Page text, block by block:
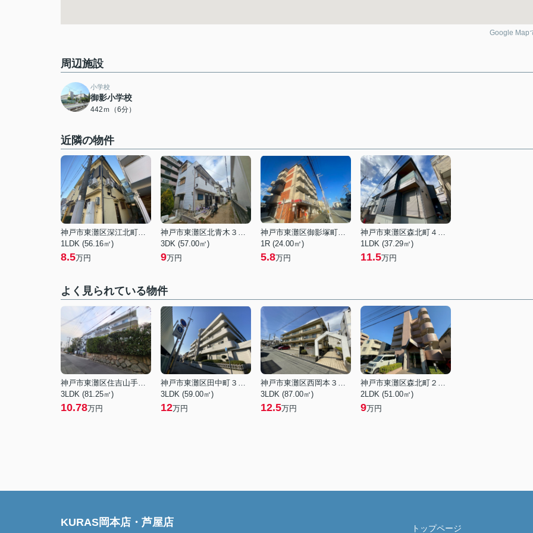
Google Map
周辺施設
小学校
御影小学校
442ｍ（6分）
近隣の物件
神戸市東灘区深江北町３丁目
1LDK (56.16㎡)
8.5万円
神戸市東灘区北青木３丁目
3DK (57.00㎡)
9万円
神戸市東灘区御影塚町２丁目
1R (24.00㎡)
5.8万円
神戸市東灘区森北町４丁目
1LDK (37.29㎡)
11.5万円
よく見られている物件
神戸市東灘区住吉山手４丁目
3LDK (81.25㎡)
10.78万円
神戸市東灘区田中町３丁目
3LDK (59.00㎡)
12万円
神戸市東灘区西岡本３丁目
3LDK (87.00㎡)
12.5万円
神戸市東灘区森北町２丁目
2LDK (51.00㎡)
9万円
KURAS岡本店・芦屋店 トップページ